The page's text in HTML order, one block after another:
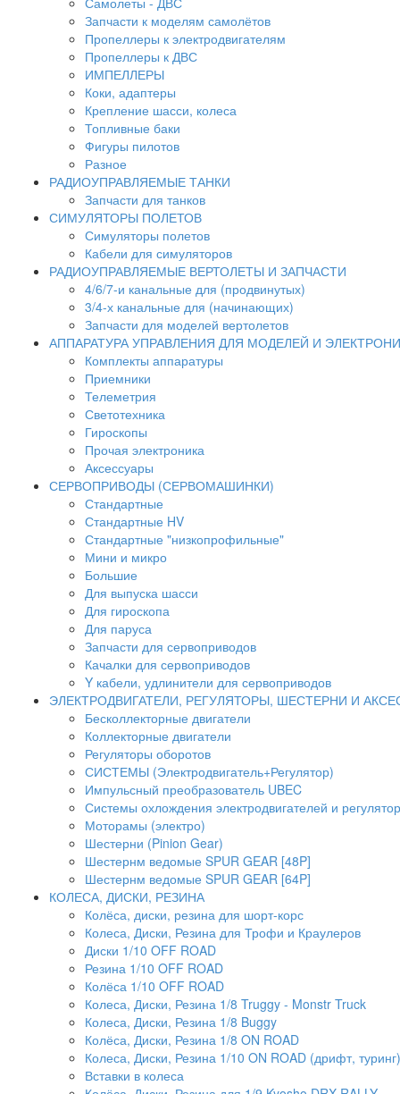
Запчасти к моделям самолётов
Пропеллеры к электродвигателям
Пропеллеры к ДВС
ИМПЕЛЛЕРЫ
Коки, адаптеры
Крепление шасси, колеса
Топливные баки
Фигуры пилотов
Разное
РАДИОУПРАВЛЯЕМЫЕ ТАНКИ
Запчасти для танков
СИМУЛЯТОРЫ ПОЛЕТОВ
Симуляторы полетов
Кабели для симуляторов
РАДИОУПРАВЛЯЕМЫЕ ВЕРТОЛЕТЫ И ЗАПЧАСТИ
4/6/7-и канальные для (продвинутых)
3/4-х канальные для (начинающих)
Запчасти для моделей вертолетов
АППАРАТУРА УПРАВЛЕНИЯ ДЛЯ МОДЕЛЕЙ И
Комплекты аппаратуры
Приемники
Телеметрия
Светотехника
Гироскопы
Прочая электроника
Аксессуары
СЕРВОПРИВОДЫ (СЕРВОМАШИНКИ)
Стандартные
Стандартные HV
Стандартные "низкопрофильные"
Мини и микро
Большие
Для выпуска шасси
Для гироскопа
Для паруса
Запчасти для сервоприводов
Качалки для сервоприводов
Y кабели, удлинители для сервоприводов
ЭЛЕКТРОДВИГАТЕЛИ, РЕГУЛЯТОРЫ, ШЕСТЕРНИ И
Бесколлекторные двигатели
Коллекторные двигатели
Регуляторы оборотов
СИСТЕМЫ (Электродвигатель+Регулятор)
Импульсный преобразователь UBEC
Системы охлождения электродвигателей и
Моторамы (электро)
Шестерни (Pinion Gear)
Шестернм ведомые SPUR GEAR [48P]
Шестернм ведомые SPUR GEAR [64P]
КОЛЕСА, ДИСКИ, РЕЗИНА
Колёса, диски, резина для шорт-корс
Колеса, Диски, Резина для Трофи и Краулеров
Диски 1/10 OFF ROAD
Резина 1/10 OFF ROAD
Колёса 1/10 OFF ROAD
Колеса, Диски, Резина 1/8 Truggy - Monstr Truck
Колеса, Диски, Резина 1/8 Buggy
Колёса, Диски, Резина 1/8 ON ROAD
Колеса, Диски, Резина 1/10 ON ROAD (дрифт, туринг)
Вставки в колеса